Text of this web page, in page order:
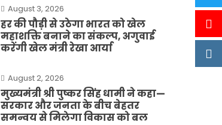
August 3, 2026
हर की पौड़ी से उठेगा भारत को खेल
महाशक्ति बनाने का संकल्प, अगुवाई
करेंगी खेल मंत्री रेखा आर्या
August 2, 2026
मुख्यमंत्री श्री पुष्कर सिंह धामी ने कहा—
सरकार और जनता के बीच बेहतर
समन्वय से मिलेगा विकास को बल